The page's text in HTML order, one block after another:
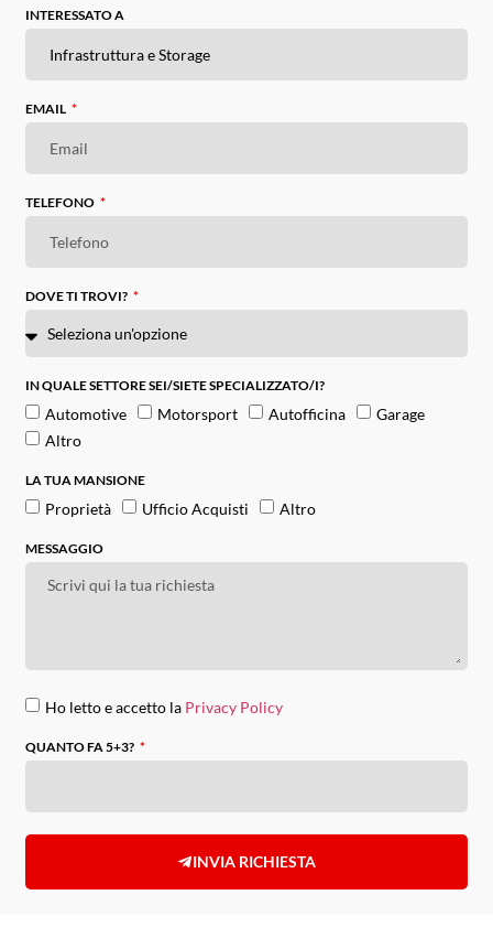
INTERESSATO A
EMAIL
TELEFONO
DOVE TI TROVI?
IN QUALE SETTORE SEI/SIETE SPECIALIZZATO/I?
Automotive Motorsport Autofficina
Garage
Altro
LA TUA MANSIONE
Proprietà Ufficio Acquisti Altro
MESSAGGIO
Ho letto e accetto la Privacy Policy
QUANTO FA 5+3?
INVIA RICHIESTA